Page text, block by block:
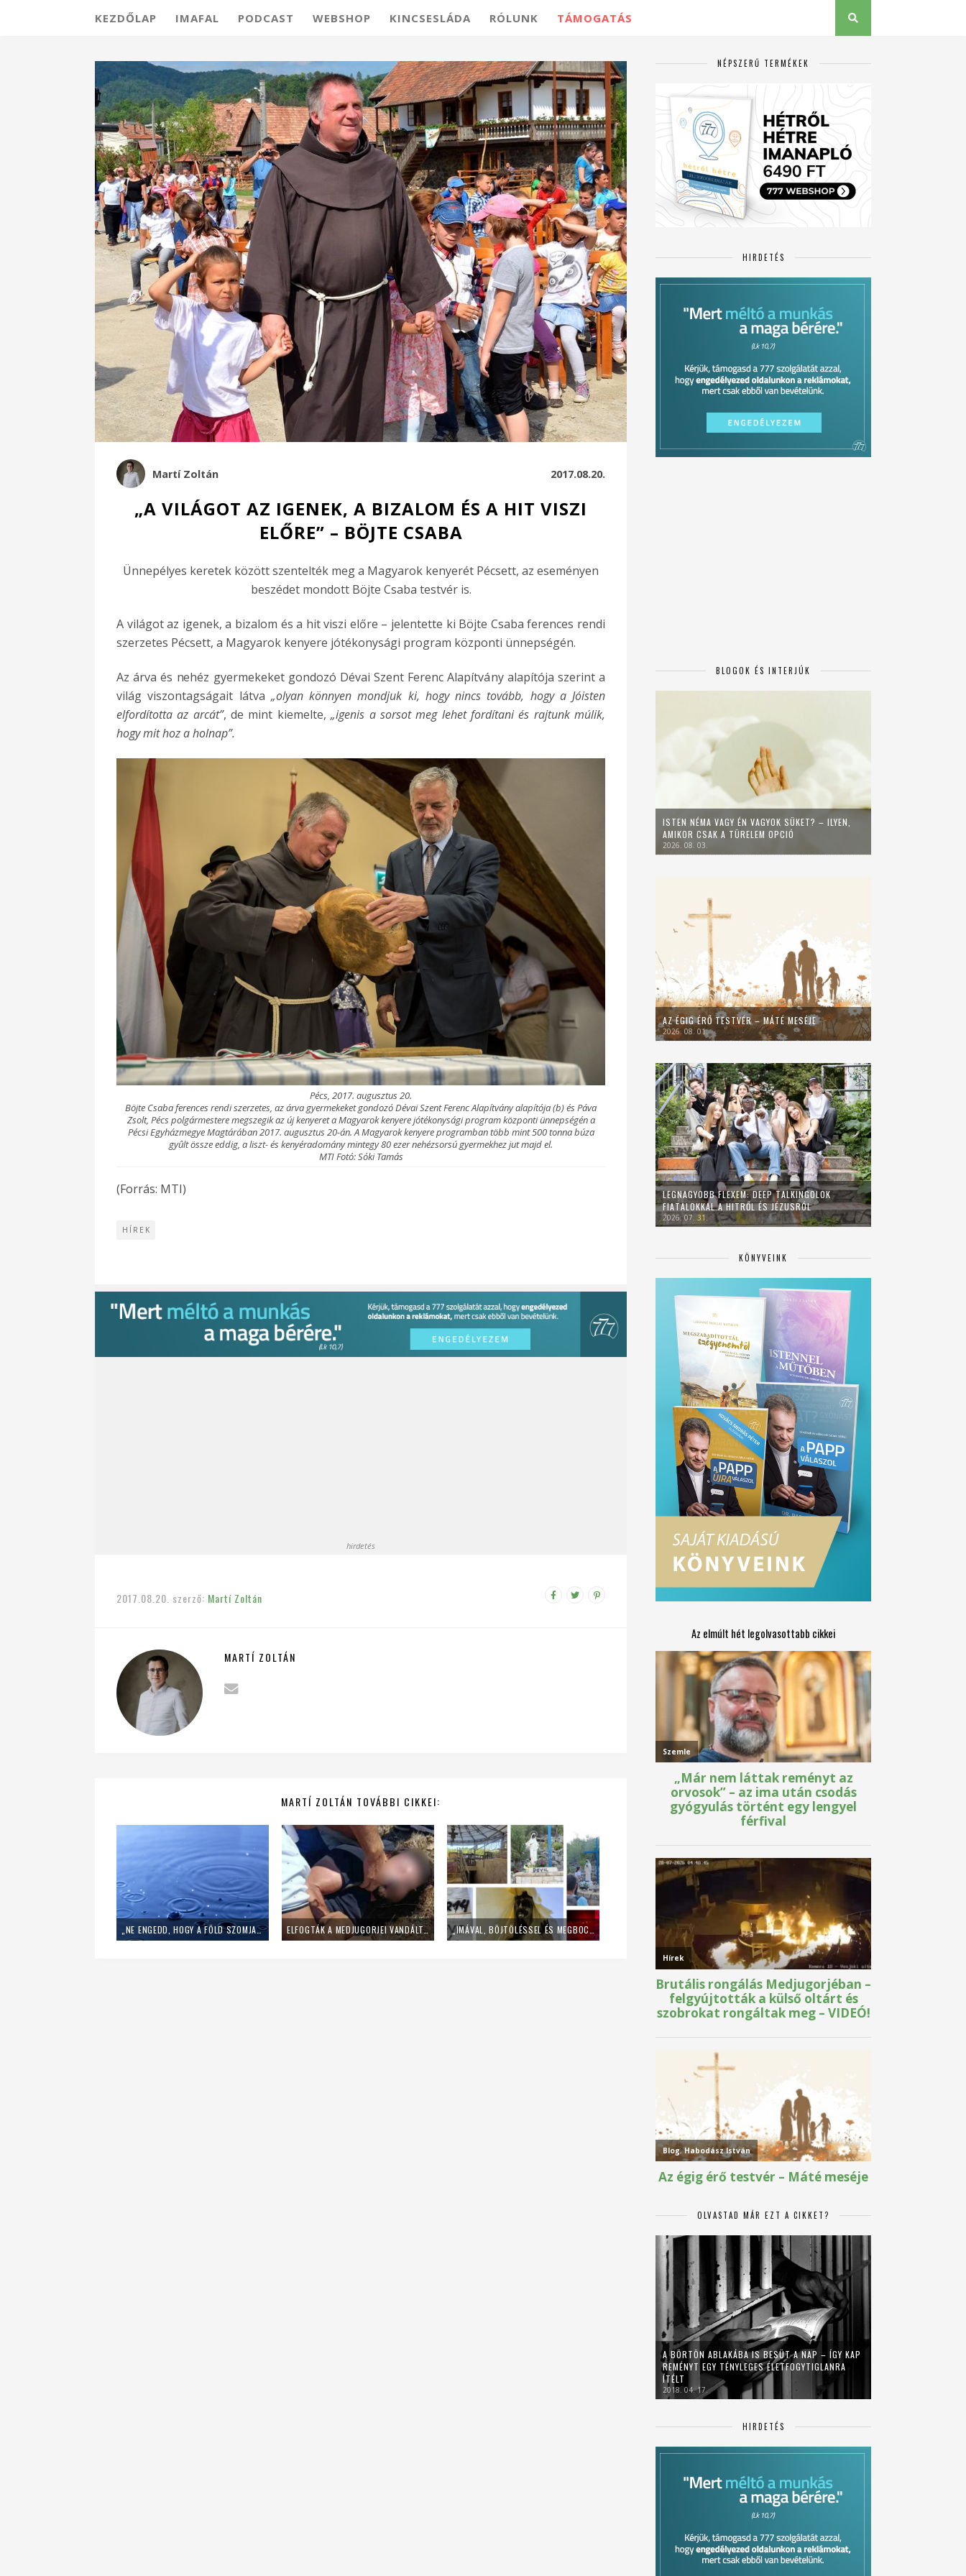
KEZDŐLAP IMAFAL PODCAST WEBSHOP KINCSESLÁDA RÓLUNK TÁMOGATÁS
Martí Zoltán 2017.08.20.
„A VILÁGOT AZ IGENEK, A BIZALOM ÉS A HIT VISZI
ELŐRE” – BÖJTE CSABA
Ünnepélyes keretek között szentelték meg a Magyarok kenyerét Pécsett, az eseményen
beszédet mondott Böjte Csaba testvér is.
A világot az igenek, a bizalom és a hit viszi előre – jelentette ki Böjte Csaba ferences rendi
szerzetes Pécsett, a Magyarok kenyere jótékonysági program központi ünnepségén.
Az árva és nehéz gyermekeket gondozó Dévai Szent Ferenc Alapítvány alapítója szerint a
világ viszontagságait látva „olyan könnyen mondjuk ki, hogy nincs tovább, hogy a Jóisten
elfordította az arcát”, de mint kiemelte, „igenis a sorsot meg lehet fordítani és rajtunk múlik,
hogy mit hoz a holnap”.
Pécs, 2017. augusztus 20.
Böjte Csaba ferences rendi szerzetes, az árva gyermekeket gondozó Dévai Szent Ferenc Alapítvány alapítója (b) és Páva
Zsolt, Pécs polgármestere megszegik az új kenyeret a Magyarok kenyere jótékonysági program központi ünnepségén a
Pécsi Egyházmegye Magtárában 2017. augusztus 20-án. A Magyarok kenyere programban több mint 500 tonna búza
gyûlt össze eddig, a liszt- és kenyéradomány mintegy 80 ezer nehézsorsú gyermekhez jut majd el.
MTI Fotó: Sóki Tamás
(Forrás: MTI)
HÍREK
hirdetés
2017.08.20. szerző: Martí Zoltán
MARTÍ ZOLTÁN
MARTÍ ZOLTÁN TOVÁBBI CIKKEI:
„NE ENGEDD, HOGY A FÖLD SZOMJAZZON” – 7 GYÖNYÖRŰ FOHÁSZ ESŐÉRT ELFOGTÁK A MEDJUGORJEI VANDÁLT, AKI FELGYÚJTOTTA AZ OLTÁRT ÉS SÁTÁNISTA FELIRATOKAT ÍRT A MÁRIA-SZOBROKRA – SAJTÓHÍR „IMÁVAL, BÖJTÖLÉSSEL ÉS MEGBOCSÁTÁSSAL VÁLASZOLJUNK” – ÍGY REAGÁLT A MEDJUGORJEI PLÉBÁNIA A VANDALIZMUSRA
NÉPSZERŰ TERMÉKEK
HIRDETÉS
BLOGOK ÉS INTERJÚK
ISTEN NÉMA VAGY ÉN VAGYOK SÜKET? – ILYEN,
AMIKOR CSAK A TÜRELEM OPCIÓ
2026. 08. 03.
AZ ÉGIG ÉRŐ TESTVÉR – MÁTÉ MESÉJE
2026. 08. 01.
LEGNAGYOBB FLEXEM: DEEP TALKINGOLOK
FIATALOKKAL A HITRŐL ÉS JÉZUSRÓL
2026. 07. 31.
KÖNYVEINK
Az elmúlt hét legolvasottabb cikkei
OLVASTAD MÁR EZT A CIKKET?
A BÖRTÖN ABLAKÁBA IS BESÜT A NAP – ÍGY KAP
REMÉNYT EGY TÉNYLEGES ÉLETFOGYTIGLANRA
ÍTÉLT
2018. 04. 17.
HIRDETÉS